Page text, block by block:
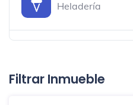
Heladería
Calle 46 # 82 54
Filtrar Inmueble